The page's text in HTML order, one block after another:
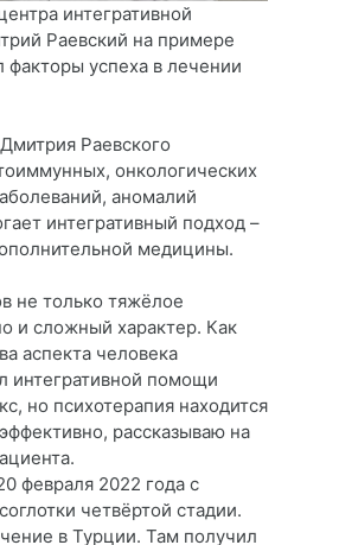
интегративной
Раевский на примере
факторы успеха в лечении
Раевского
онкологических
аномалий
интегративный подход –
медицины.
не только тяжёлое
и сложный характер. Как
аспекта человека
интегративной помощи
но психотерапия находится
рассказываю на
февраля 2022 года с
четвёртой стадии.
в Турции. Там получил